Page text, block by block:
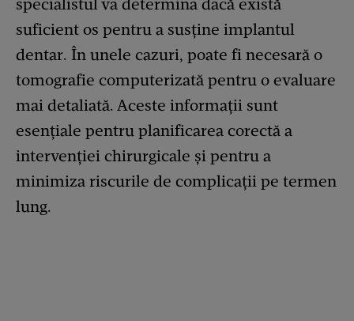
specialistul va determina dacă există
suficient os pentru a susține implantul
dentar. În unele cazuri, poate fi necesară o
tomografie computerizată pentru o evaluare
mai detaliată. Aceste informații sunt
esențiale pentru planificarea corectă a
intervenției chirurgicale și pentru a
minimiza riscurile de complicații pe termen
lung.